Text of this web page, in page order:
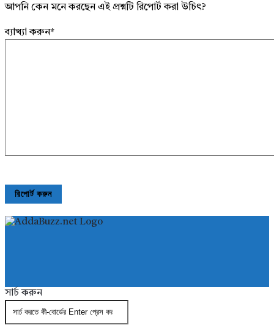
আপনি কেন মনে করছেন এই প্রশ্নটি রিপোর্ট করা উচিৎ?
ব্যাখ্যা করুন*
AddaBuzz.net
সার্চ করুন